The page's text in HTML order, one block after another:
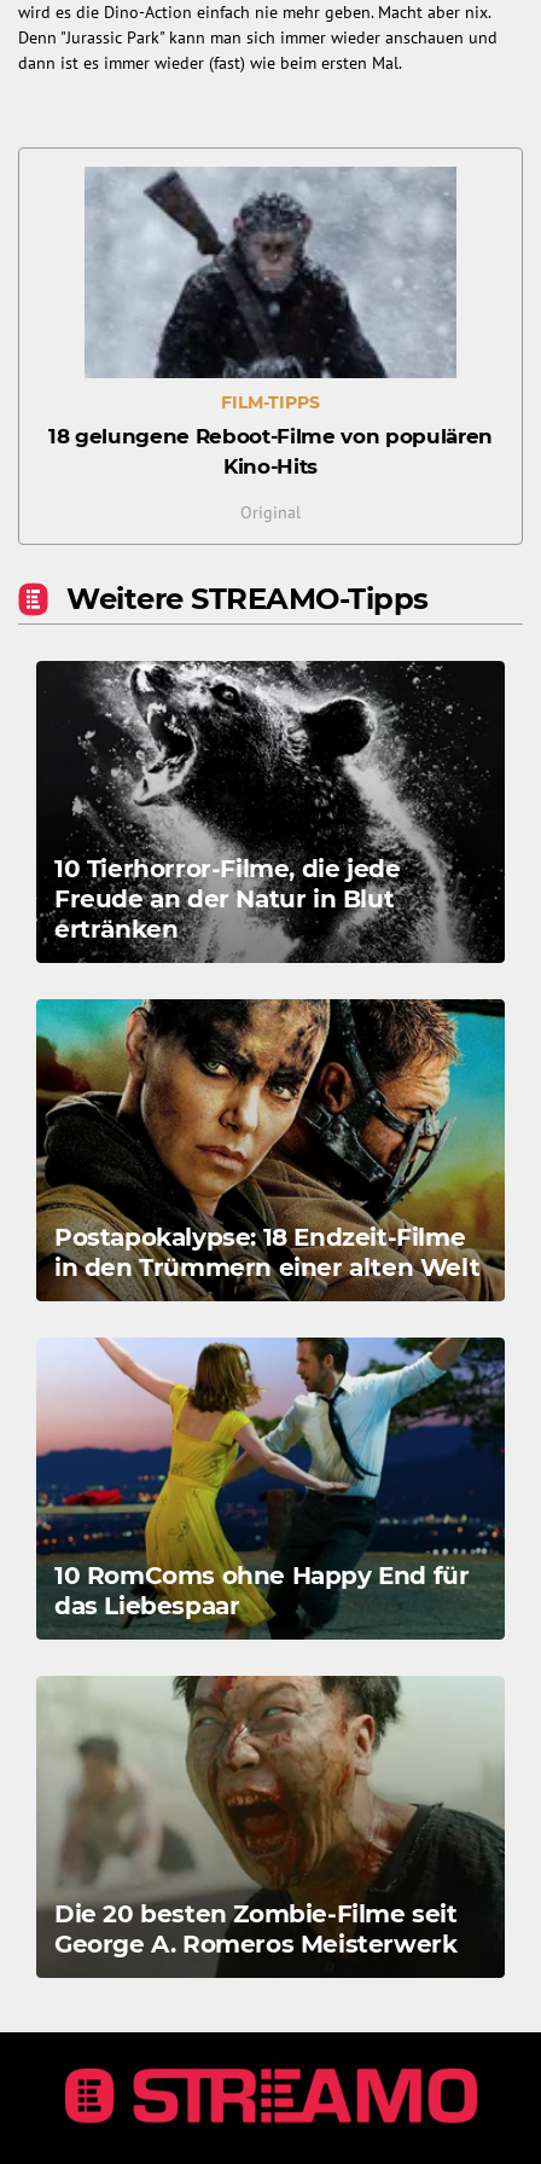
wird es die Dino-Action einfach nie mehr geben. Macht aber nix.
Denn "Jurassic Park" kann man sich immer wieder anschauen und
dann ist es immer wieder (fast) wie beim ersten Mal.
FILM-TIPPS
18 gelungene Reboot-Filme von populären
Kino-Hits
Original
Weitere STREAMO-Tipps
10 Tierhorror-Filme, die jede
Freude an der Natur in Blut
ertränken
Postapokalypse: 18 Endzeit-Filme
in den Trümmern einer alten Welt
10 RomComs ohne Happy End für
das Liebespaar
Die 20 besten Zombie-Filme seit
George A. Romeros Meisterwerk